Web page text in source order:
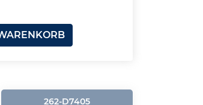
262-D7405